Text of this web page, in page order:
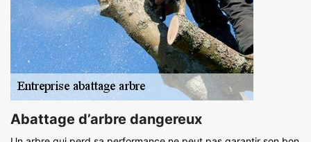
Abattage d’arbre dangereux